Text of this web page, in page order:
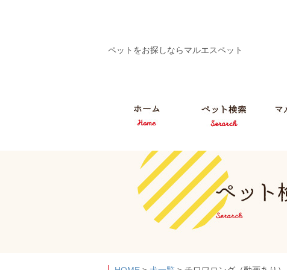
ペットをお探しならマルエスペット